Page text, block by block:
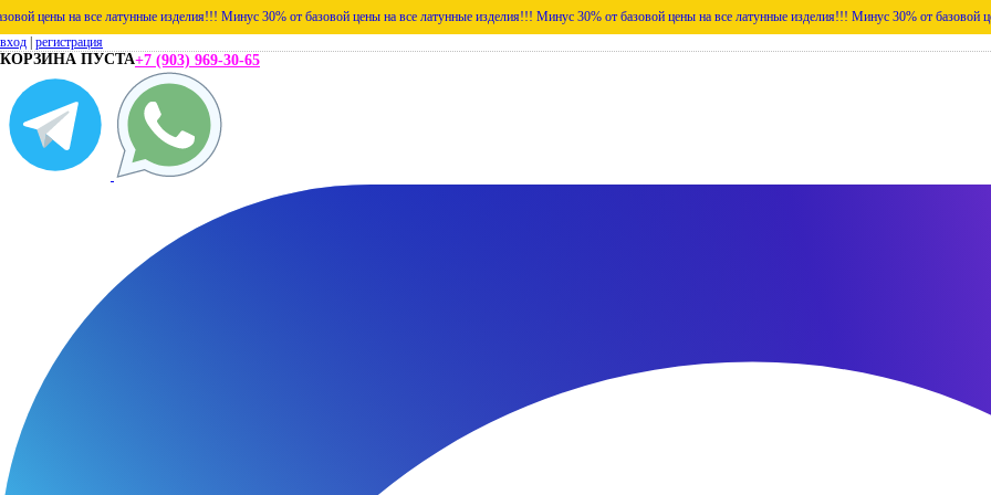
все латунные изделия!!! Минус 30% от базовой цены на все латунные изделия!!! Минус 30% от базовой цены на все латунные изделия!!! Минус 30% от базовой цены на все
вход регистрация
КОРЗИНА ПУСТА+7 (903) 969-30-65